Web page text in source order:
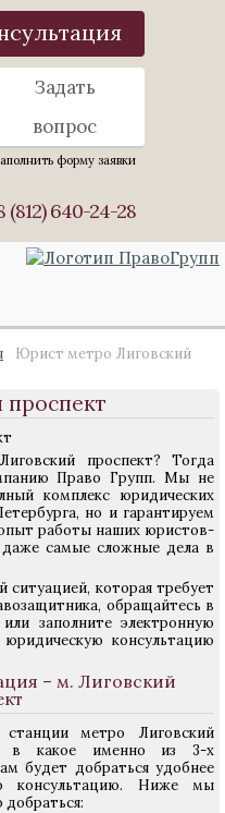
Задать
вопрос
форму заявки
(812) 640-24-28
Юрист метро Лиговский
проспект? Тогда
Право Групп. Мы не
комплекс юридических
но и гарантируем
работы наших юристов-
даже самые сложные дела в
ситуацией, которая требует
обращайтесь в
заполните электронную
консультацию
– м. Лиговский
метро Лиговский
в какое именно из 3-х
будет добраться удобнее
консультацию. Ниже мы